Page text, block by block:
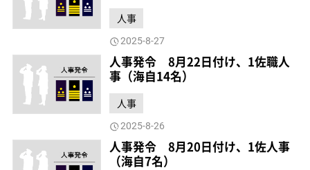
人事
2025-8-27
人事発令 8月22日付け、1佐職人
事（海自14名）
人事
2025-8-26
人事発令 8月20日付け、1佐人事
（海自7名）